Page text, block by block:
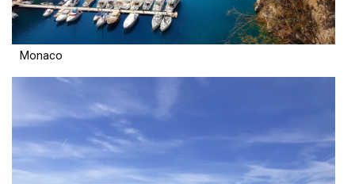
Monaco